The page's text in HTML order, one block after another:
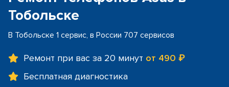
Тобольске
В Тобольске 1 сервис, в России 707 сервисов
Ремонт при вас за 20 минут от 490 ₽
Бесплатная диагностика